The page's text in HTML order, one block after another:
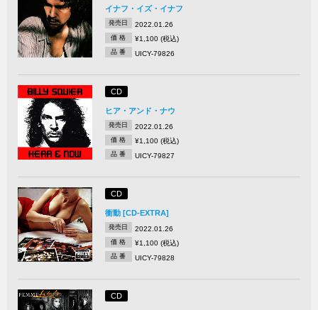
イナフ・イズ・イナフ
発売日 2022.01.26
価 格 ¥1,100 (税込)
品 番 UICY-79826
CD
ヒア・アンド・ナウ
発売日 2022.01.26
価 格 ¥1,100 (税込)
品 番 UICY-79827
CD
衝動 [CD-EXTRA]
発売日 2022.01.26
価 格 ¥1,100 (税込)
品 番 UICY-79828
CD